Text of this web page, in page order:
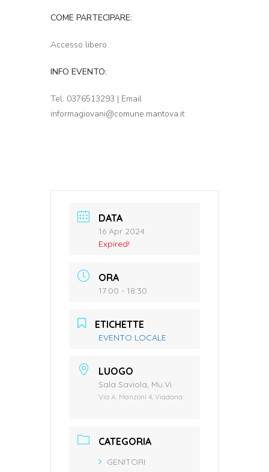
COME PARTECIPARE:
Accesso libero
INFO EVENTO:
Tel. 0376513293 | Email
informagiovani@comune.mantova.it
DATA
16 Apr 2024
Expired!
ORA
17:00 - 18:30
ETICHETTE
EVENTO LOCALE
LUOGO
Sala Saviola, Mu.Vi.
Via A. Manzoni 4, Viadana
CATEGORIA
GENITORI